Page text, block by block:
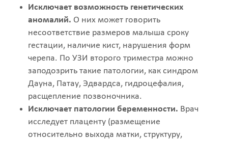
Исключает возможность генетических
аномалий. О них может говорить
несоответствие размеров малыша сроку
гестации, наличие кист, нарушения форм
черепа. По УЗИ второго триместра можно
заподозрить такие патологии, как синдром
Дауна, Патау, Эдвардса, гидроцефалия,
расщепление позвоночника.
Исключает патологии беременности. Врач
исследует плаценту (размещение
относительно выхода матки, структуру,